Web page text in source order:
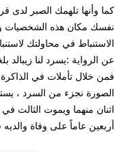
كما وأنها تلهمك الصبر لدى
نفسك مكان هذه الشخصيات
الاستنباط في محاولتك
عن الرواية :يسرد لنا زيبالد
فمن خلال تأملات في
الصورة نجزء من السرد ،
اثنان منهما ويموت الثالث
أربعين عاماً على وفاة والديه